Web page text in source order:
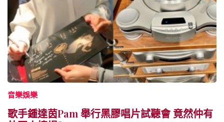
音樂娛樂
歌手鍾達茵Pam 舉行黑膠唱片試聽會 竟然仲有